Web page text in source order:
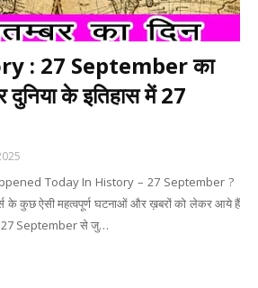
: 27 September का
के इतिहास में 27
Today In History – 27 September ?
के कुछ ऐसी महत्वपूर्ण घटनाओं और ख़बरों को लेकर आये हैं
27 September से जु…